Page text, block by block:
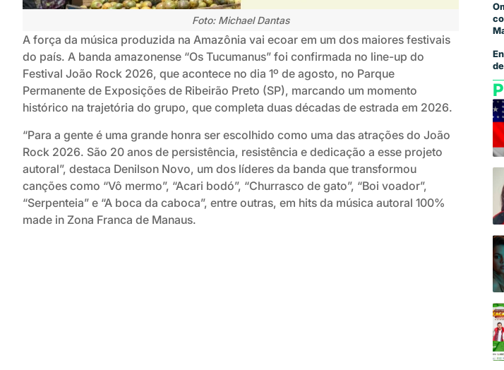
Foto: Michael Dantas
A força da música produzida na Amazônia vai ecoar em um dos maiores festivais
do país. A banda amazonense “Os Tucumanus” foi confirmada no line-up do
Festival João Rock 2026, que acontece no dia 1º de agosto, no Parque
Permanente de Exposições de Ribeirão Preto (SP), marcando um momento
histórico na trajetória do grupo, que completa duas décadas de estrada em 2026.
“Para a gente é uma grande honra ser escolhido como uma das atrações do João
Rock 2026. São 20 anos de persistência, resistência e dedicação a esse projeto
autoral”, destaca Denilson Novo, um dos líderes da banda que transformou
canções como “Vô mermo”, “Acari bodó”, “Churrasco de gato”, “Boi voador”,
“Serpenteia” e “A boca da caboca”, entre outras, em hits da música autoral 100%
made in Zona Franca de Manaus.